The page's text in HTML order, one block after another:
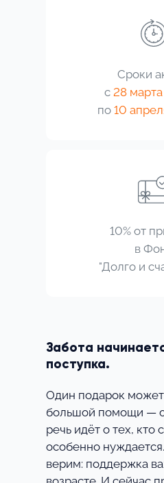
Сроки
с 28
по 10
10%от
в
"Долго и
Забота
поступка.
Один подарок может
большой помощи —
речь идёт о тех, кто
особенно
верим: поддержка